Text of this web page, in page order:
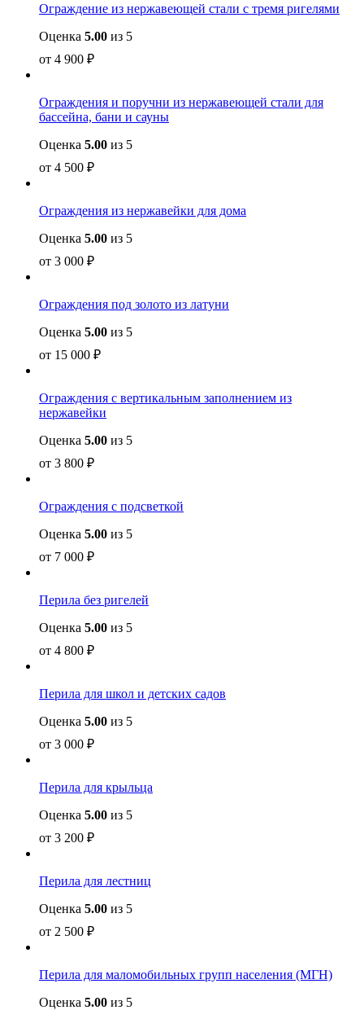
Ограждение из нержавеющей стали с тремя ригелями
Оценка 5.00 из 5
от 4 900 ₽
Ограждения и поручни из нержавеющей стали для
бассейна, бани и сауны
Оценка 5.00 из 5
от 4 500 ₽
Ограждения из нержавейки для дома
Оценка 5.00 из 5
от 3 000 ₽
Ограждения под золото из латуни
Оценка 5.00 из 5
от 15 000 ₽
Ограждения с вертикальным заполнением из
нержавейки
Оценка 5.00 из 5
от 3 800 ₽
Ограждения с подсветкой
Оценка 5.00 из 5
от 7 000 ₽
Перила без ригелей
Оценка 5.00 из 5
от 4 800 ₽
Перила для школ и детских садов
Оценка 5.00 из 5
от 3 000 ₽
Перила для крыльца
Оценка 5.00 из 5
от 3 200 ₽
Перила для лестниц
Оценка 5.00 из 5
от 2 500 ₽
Перила для маломобильных групп населения (МГН)
Оценка 5.00 из 5